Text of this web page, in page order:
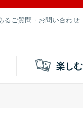
るご質問・お問い合わせ
楽しむ